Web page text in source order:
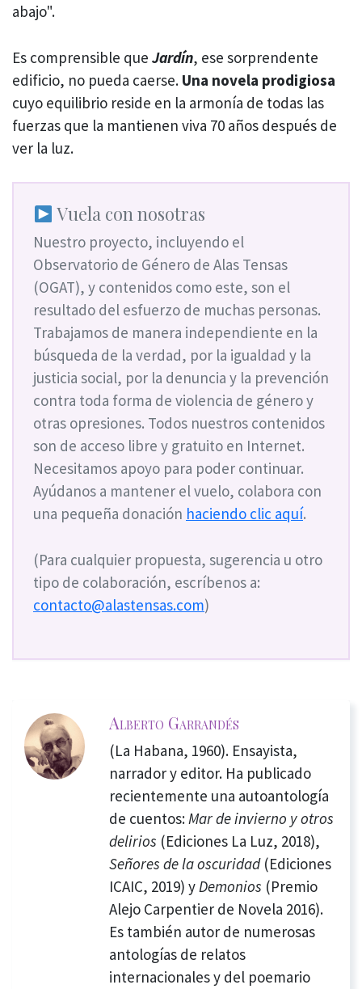
abajo".
Es comprensible que Jardín, ese sorprendente
edificio, no pueda caerse. Una novela prodigiosa
cuyo equilibrio reside en la armonía de todas las
fuerzas que la mantienen viva 70 años después de
ver la luz.
Vuela con nosotras
Nuestro proyecto, incluyendo el
Observatorio de Género de Alas Tensas
(OGAT), y contenidos como este, son el
resultado del esfuerzo de muchas personas.
Trabajamos de manera independiente en la
búsqueda de la verdad, por la igualdad y la
justicia social, por la denuncia y la prevención
contra toda forma de violencia de género y
otras opresiones. Todos nuestros contenidos
son de acceso libre y gratuito en Internet.
Necesitamos apoyo para poder continuar.
Ayúdanos a mantener el vuelo, colabora con
una pequeña donación haciendo clic aquí.
(Para cualquier propuesta, sugerencia u otro
tipo de colaboración, escríbenos a:
contacto@alastensas.com)
Alberto Garrandés
(La Habana, 1960). Ensayista,
narrador y editor. Ha publicado
recientemente una autoantología
de cuentos:Mar de invierno y otros
delirios (Ediciones La Luz, 2018),
Señores de la oscuridad(Ediciones
ICAIC, 2019) yDemonios (Premio
Alejo Carpentier de Novela 2016).
Es también autor de numerosas
antologías de relatos
internacionales y del poemario